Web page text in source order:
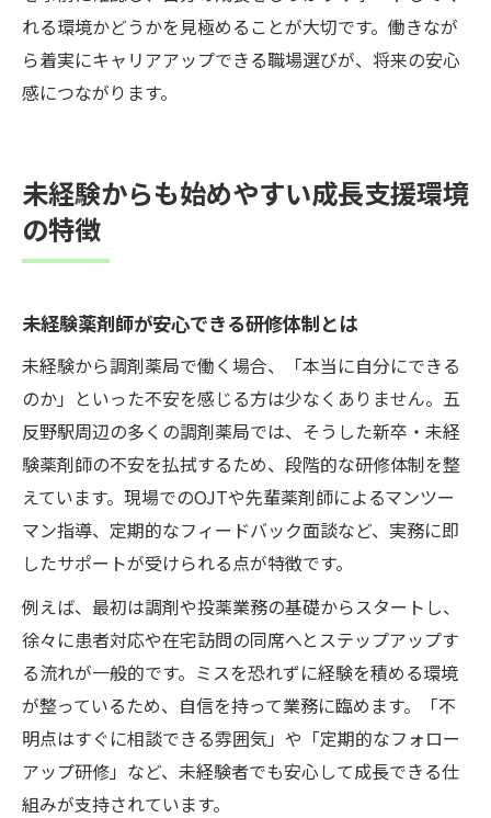
れる環境かどうかを見極めることが大切です。働きなが
ら着実にキャリアアップできる職場選びが、将来の安心
感につながります。
未経験からも始めやすい成長支援環境
の特徴
未経験薬剤師が安心できる研修体制とは
未経験から調剤薬局で働く場合、「本当に自分にできる
のか」といった不安を感じる方は少なくありません。五
反野駅周辺の多くの調剤薬局では、そうした新卒・未経
験薬剤師の不安を払拭するため、段階的な研修体制を整
えています。現場でのOJTや先輩薬剤師によるマンツー
マン指導、定期的なフィードバック面談など、実務に即
したサポートが受けられる点が特徴です。
例えば、最初は調剤や投薬業務の基礎からスタートし、
徐々に患者対応や在宅訪問の同席へとステップアップす
る流れが一般的です。ミスを恐れずに経験を積める環境
が整っているため、自信を持って業務に臨めます。「不
明点はすぐに相談できる雰囲気」や「定期的なフォロー
アップ研修」など、未経験者でも安心して成長できる仕
組みが支持されています。